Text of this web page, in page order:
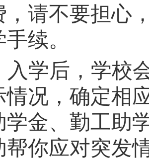
请不要担心
手续。
入学后 ，学校
情况， 确定相
学金、勤工助
帮你应对突发